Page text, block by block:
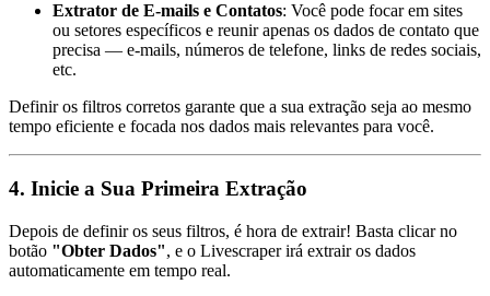
Extrator de E-mails e Contatos: Você pode focar em sites
ou setores específicos e reunir apenas os dados de contato que
precisa — e-mails, números de telefone, links de redes sociais,
etc.
Definir os filtros corretos garante que a sua extração seja ao mesmo
tempo eficiente e focada nos dados mais relevantes para você.
4. Inicie a Sua Primeira Extração
Depois de definir os seus filtros, é hora de extrair! Basta clicar no
botão "Obter Dados", e o Livescraper irá extrair os dados
automaticamente em tempo real.